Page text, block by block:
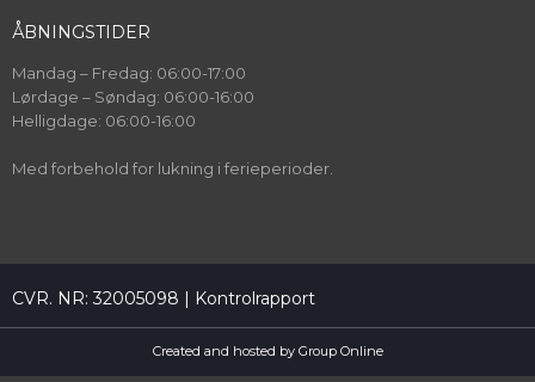
ÅBNINGSTIDER
Mandag – Fredag: 06:00-17:00
Lørdage – Søndag: 06:00-16:00
Helligdage: 06:00-16:00
Med forbehold for lukning i ferieperioder.
​CVR. NR: 32005098 | Kontrolrapport
Created and hosted by Group Online